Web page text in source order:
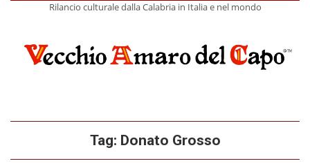
Rilancio culturale dalla Calabria in Italia e nel mondo
Tag: Donato Grosso